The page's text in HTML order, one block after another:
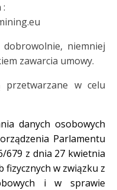
:
niemniej
zawarcia umowy.
przetwarzane w celu
danych osobowych
Parlamentu
679 z dnia 27 kwietnia
fizycznych w związku z
i w sprawie